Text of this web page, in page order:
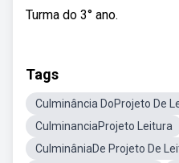
Turma do 3° ano.
Tags
Culminância DoProjeto De
CulminanciaProjeto Leitura
CulminâniaDe Projeto De